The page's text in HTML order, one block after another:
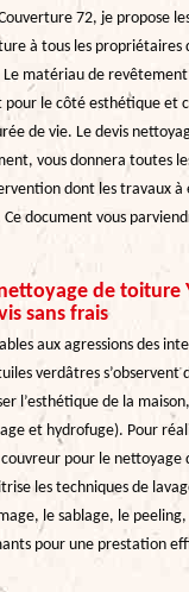
72, je propose
à tous les propriétaires
matériau de revêtement
pour le côté esthétique et
de vie. Le devis
vous donnera toutes
dont les travaux à
document vous
de toiture
sans frais
aux agressions des
verdâtres
l’esthétique de la
et hydrofuge). Pour
pour le nettoyage
les techniques de
le sablage, le
pour une prestation